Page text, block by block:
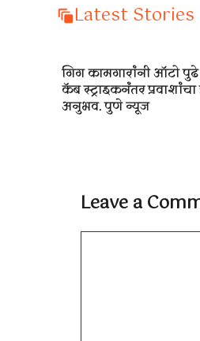
Latest Stories
गिग कामगारांनी ऑटो
कॅब स्ट्राइकनंतर
अनुभव. पुणे न्यूज
Leave a